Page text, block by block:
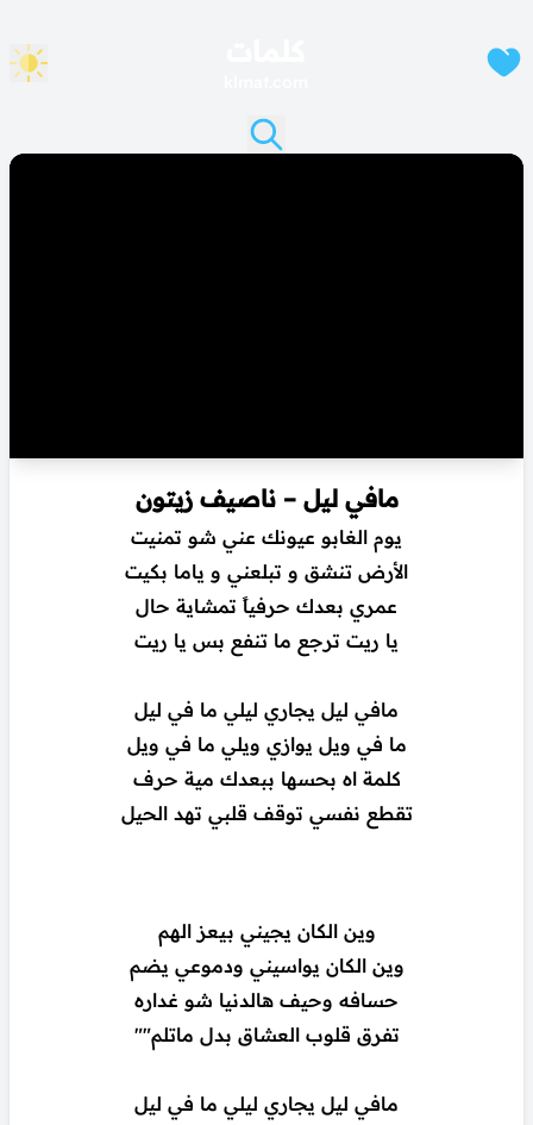
مافي ليل – ناصيف زيتون
يوم الغابو عيونك عني شو تمنيت
الأرض تنشق و تبلعني و ياما بكيت
عمري بعدك حرفياً تمشاية حال
يا ريت ترجع ما تنفع بس يا ريت
مافي ليل يجاري ليلي ما في ليل
ما في ويل يوازي ويلي ما في ويل
كلمة اه بحسها ببعدك مية حرف
تقطع نفسي توقف قلبي تهد الحيل
وين الكان يجيني بيعز الهم
وين الكان يواسيني ودموعي يضم
حسافه وحيف هالدنيا شو غداره
تفرق قلوب العشاق بدل ماتلم""
مافي ليل يجاري ليلي ما في ليل